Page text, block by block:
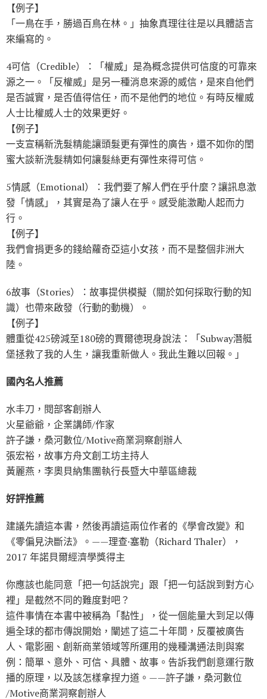
【例子】
「一鳥在手，勝過百鳥在林。」抽象真理往往是以具體語言
來編寫的。
4可信（Credible）：「權威」是為概念提供可信度的可靠來
源之一。「反權威」是另一種消息來源的威信，是來自他們
是否誠實，是否值得信任，而不是他們的地位。有時反權威
人士比權威人士的效果更好。
【例子】
一支宣稱新洗髮精能讓頭髮更有彈性的廣告，還不如你的閨
蜜大談新洗髮精如何讓髮絲更有彈性來得可信。
5情感（Emotional）：我們要了解人們在乎什麼？讓訊息激
發「情感」，其實是為了讓人在乎。感受能激勵人起而力
行。
【例子】
我們會捐更多的錢給蘿奇亞這小女孩，而不是整個非洲大
陸。
6故事（Stories）：故事提供模擬（關於如何採取行動的知
識）也帶來啟發（行動的動機）。
【例子】
體重從425磅減至180磅的賈爾德現身說法：「Subway潛艇
堡拯救了我的人生，讓我重新做人。我此生難以回報。」
國內名人推薦
水丰刀，閱部客創辦人
火星爺爺，企業講師/作家
許子謙，桑河數位∕Motive商業洞察創辦人
張宏裕，故事方舟文創工坊主持人
黃麗燕，李奧貝納集團執行長暨大中華區總裁
好評推薦
建議先讀這本書，然後再讀這兩位作者的《學會改變》和
《零偏見決斷法》。——理查·塞勒（Richard Thaler），
2017 年諾貝爾經濟學獎得主
你應該也能同意「把一句話說完」跟「把一句話說到對方心
裡」是截然不同的難度對吧？
這件事情在本書中被稱為「黏性」，從一個能量大到足以傳
遍全球的都市傳說開始，闡述了這二十年間，反覆被廣告
人、電影圈、創新商業領域等所運用的幾種溝通法則與案
例：簡單、意外、可信、具體、故事。告訴我們創意運行散
播的原理，以及該怎樣拿捏力道。——許子謙，桑河數位
∕Motive商業洞察創辦人